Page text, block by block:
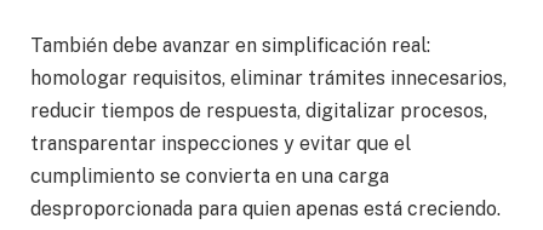
También debe avanzar en simplificación real:
homologar requisitos, eliminar trámites innecesarios,
reducir tiempos de respuesta, digitalizar procesos,
transparentar inspecciones y evitar que el
cumplimiento se convierta en una carga
desproporcionada para quien apenas está creciendo.